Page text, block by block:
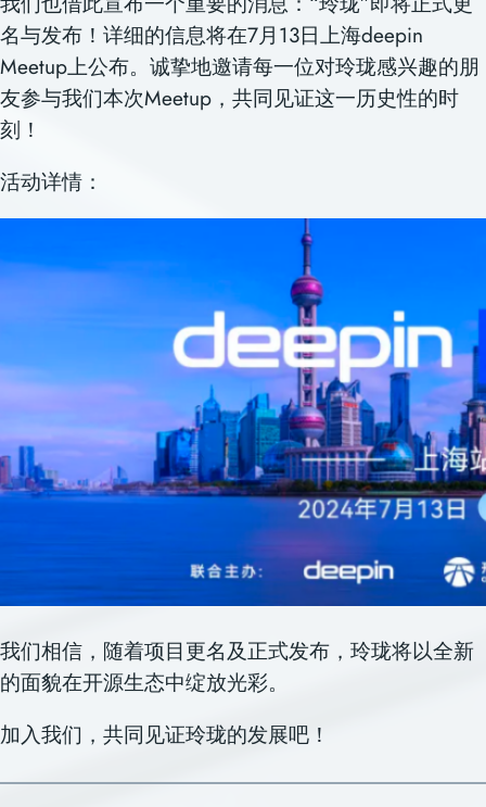
名与发布 ！详细的信息将在7月13日上海deepin
Meetup上公布。诚挚地邀请每一位对玲珑感兴趣的朋
友参与我们本次Meetup，共同见证这一历史性的时
刻！
活动详情：
我们相信，随着项目更名及正式发布，玲珑将以全新
的面貌在开源生态中绽放光彩。
加入我们，共同见证玲珑的发展吧！